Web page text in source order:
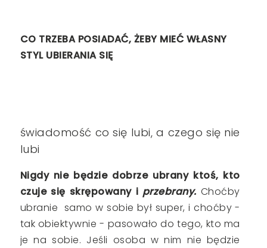
CO TRZEBA POSIADAĆ, ŻEBY MIEĆ WŁASNY
STYL UBIERANIA SIĘ
świadomość co się lubi, a czego się nie
lubi
Nigdy nie będzie dobrze ubrany ktoś, kto
czuje się skrępowany i przebrany. Choćby
ubranie samo w sobie był super, i choćby -
tak obiektywnie - pasowało do tego, kto ma
je na sobie. Jeśli osoba w nim nie będzie